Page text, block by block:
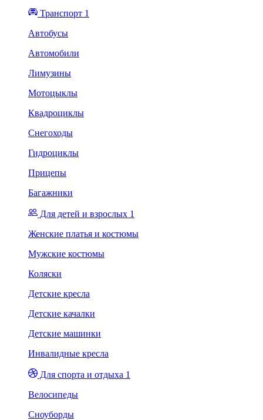
Транспорт 1
Автобусы
Автомобили
Лимузины
Мотоцыклы
Квадроциклы
Снегоходы
Гидроциклы
Прицепы
Багажники
Для детей и взрослых 1
Женские платья и костюмы
Мужские костюмы
Коляски
Детские кресла
Детские качалки
Детские машинки
Инвалидные кресла
Для спорта и отдыха 1
Велосипеды
Сноуборды